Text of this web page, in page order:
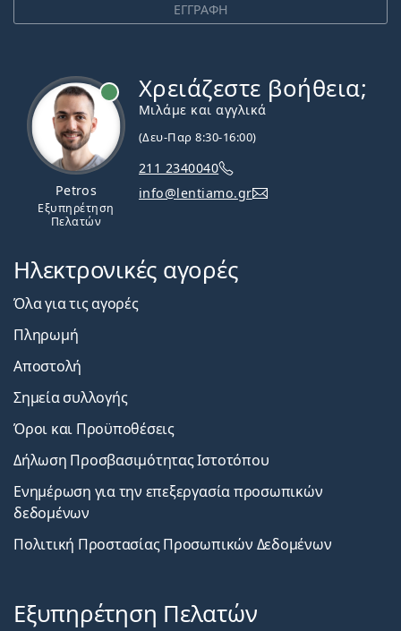
ΕΓΓΡΑΦΗ
Petros
Εξυπηρέτηση
Πελατών
Χρειάζεστε βοήθεια;
Μιλάμε και αγγλικά
(Δευ-Παρ 8:30-16:00)
211 2340040
info@lentiamo.gr
Ηλεκτρονικές αγορές
Όλα για τις αγορές
Πληρωμή
Αποστολή
Σημεία συλλογής
Όροι και Προϋποθέσεις
Δήλωση Προσβασιμότητας Ιστοτόπου
Ενημέρωση για την επεξεργασία προσωπικών
δεδομένων
Πολιτική Προστασίας Προσωπικών Δεδομένων
Εξυπηρέτηση Πελατών